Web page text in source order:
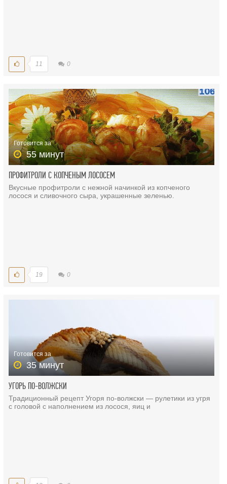
11 0
Готовится за
55 минут
ПРОФИТРОЛИ С КОПЧЕНЫМ ЛОСОСЕМ
Вкусные профитроли с нежной начинкой из копченого
лосося и сливочного сыра, украшенные зеленью.
19 0
Готовится за
35 минут
УГОРЬ ПО-ВОЛЖСКИ
Традиционный рецепт Угоря по-волжски — рулетики из угря
с головой с наполнением из лосося, яиц и